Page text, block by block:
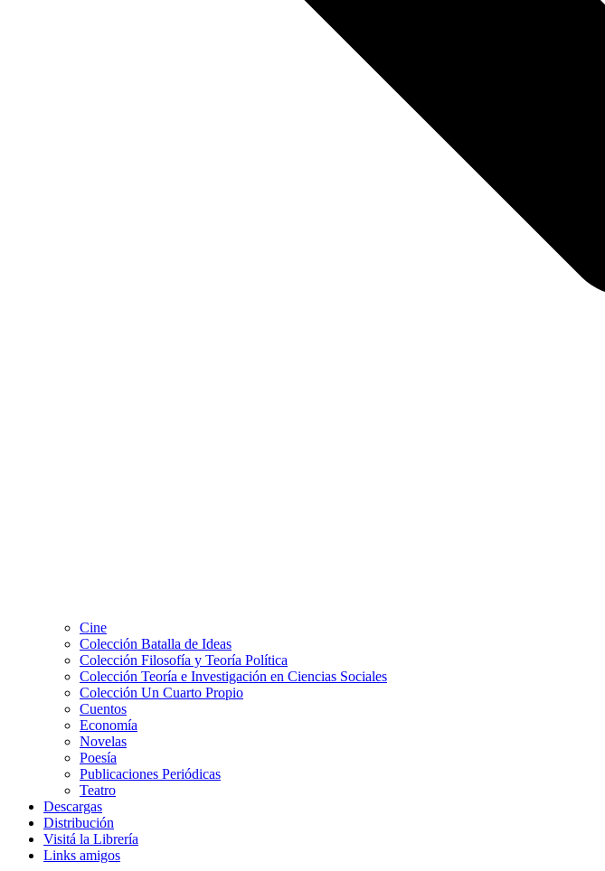
Cine
Colección Batalla de Ideas
Colección Filosofía y Teoría Política
Colección Teoría e Investigación en Ciencias Sociales
Colección Un Cuarto Propio
Cuentos
Economía
Novelas
Poesía
Publicaciones Periódicas
Teatro
Descargas
Distribución
Visitá la Librería
Links amigos